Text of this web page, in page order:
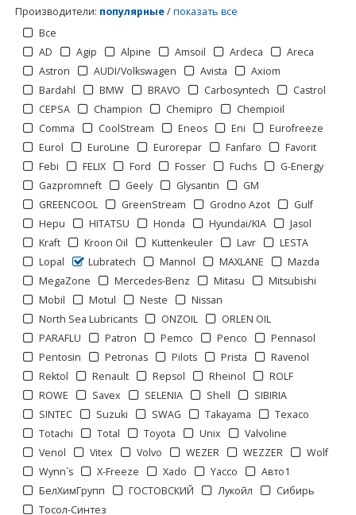
Производители: популярные/показать все
Все
AD
Agip Alpine Amsoil Ardeca
Areca
Astron
AUDI/Volkswagen Avista
Axiom
Bardahl
BMW BRAVO Carbosyntech
Castrol
CEPSA
Champion Chemipro
Chempioil
Comma
CoolStream Eneos Eni
Eurofreeze
Eurol
EuroLine Eurorepar Fanfaro
Favorit
Febi
FELIX Ford Fosser Fuchs
G-Energy
Gazpromneft
Geely Glysantin
GM
GREENCOOL
GreenStream Grodno Azot
Gulf
Hepu
HITATSU Honda Hyundai/KIA
Jasol
Kraft
Kroon Oil Kuttenkeuler Lavr
LESTA
Lopal
Lubratech Mannol MAXLANE
Mazda
MegaZone
Mercedes-Benz Mitasu
Mitsubishi
Mobil
Motul Neste
Nissan
North Sea Lubricants
ONZOIL
ORLEN OIL
PARAFLU
Patron Pemco Penco
Pennasol
Pentosin
Petronas Pilots Prista
Ravenol
Rektol
Renault Repsol Rheinol
ROLF
ROWE
Savex SELENIA Shell
SIBIRIA
SINTEC
Suzuki SWAG Takayama
Texaco
Totachi
Total Toyota Unix
Valvoline
Venol
Vitex Volvo WEZER WEZZER
Wolf
Wynn`s
X-Freeze Xado Yacco
Авто1
БелХимГрупп
ГОСТОВСКИЙ Лукойл
Сибирь
Тосол-Синтез
Отображать по: